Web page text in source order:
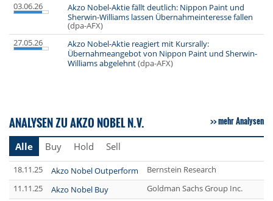
03.06.26
Akzo Nobel-Aktie fällt deutlich: Nippon Paint und
Sherwin-Williams lassen Übernahmeinteresse fallen
(dpa-AFX)
27.05.26
Akzo Nobel-Aktie reagiert mit Kursrally:
Übernahmeangebot von Nippon Paint und Sherwin-
Williams abgelehnt(dpa-AFX)
ANALYSEN ZU AKZO NOBEL N.V. mehr Analysen
Alle Buy Hold Sell
18.11.25 Akzo Nobel Outperform
Bernstein Research
11.11.25
Akzo Nobel Buy
Goldman Sachs Group Inc.